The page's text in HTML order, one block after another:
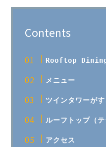
Contents
Rooftop
メニュー
ツインタワーがす
ルーフトップ（テ
アクセス